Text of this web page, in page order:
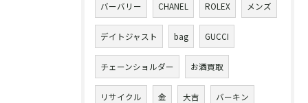
バーバリー CHANEL ROLEX メンズ
デイトジャスト bag GUCCI
チェーンショルダー お酒買取
リサイクル 金 大吉 バーキン